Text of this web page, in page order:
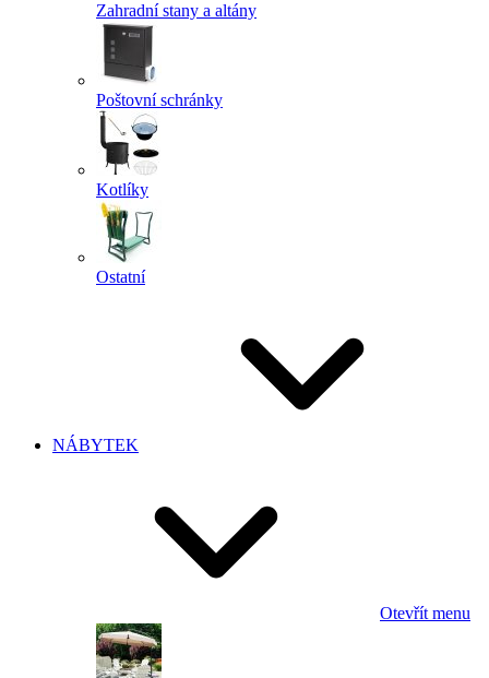
Zahradní stany a altány
Poštovní schránky
Kotlíky
Ostatní
NÁBYTEK
Otevřít menu